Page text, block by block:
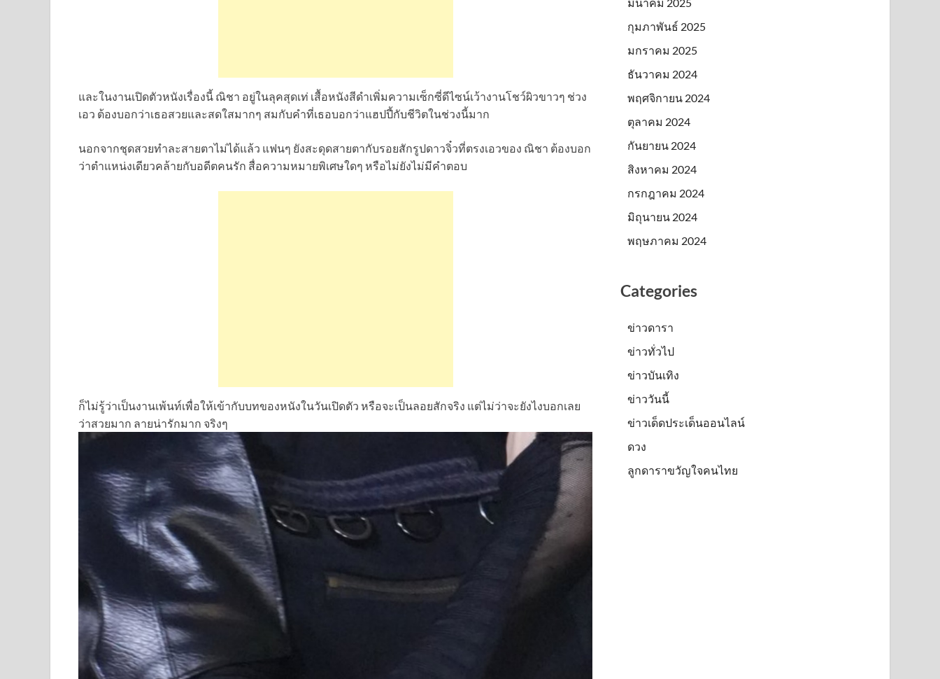
และในงานเปิดตัวหนังเรื่องนี้ ณิชา อยู่ในลุคสุดเท่ เสื้อหนังสีดำเพิ่มความเซ็กซี่ดีไซน์เว้างานโชว์ผิวขาวๆ ช่วง
เอว ต้องบอกว่าเธอสวยและสดใสมากๆ สมกับคำที่เธอบอกว่าแฮปปี้กับชีวิตในช่วงนี้มาก
นอกจากชุดสวยทำละสายตาไม่ได้แล้ว แฟนๆ ยังสะดุดสายตากับรอยสักรูปดาวจิ๋วที่ตรงเอวของ ณิชา ต้องบอก
ว่าตำแหน่งเดียวคล้ายกับอดีตคนรัก สื่อความหมายพิเศษใดๆ หรือไม่ยังไม่มีคำตอบ
ก็ไม่รู้ว่าเป็นงานเพ้นท์เพื่อให้เข้ากับบทของหนังในวันเปิดตัว หรือจะเป็นลอยสักจริง แต่ไม่ว่าจะยังไงบอกเลย
ว่าสวยมาก ลายน่ารักมาก จริงๆ
กุมภาพันธ์ 2025
มกราคม 2025
ธันวาคม 2024
พฤศจิกายน 2024
ตุลาคม 2024
กันยายน 2024
สิงหาคม 2024
กรกฎาคม 2024
มิถุนายน 2024
พฤษภาคม 2024
Categories
ข่าวดารา
ข่าวทั่วไป
ข่าวบันเทิง
ข่าววันนี้
ข่าวเด็ดประเด็นออนไลน์
ดวง
ลูกดาราขวัญใจคนไทย